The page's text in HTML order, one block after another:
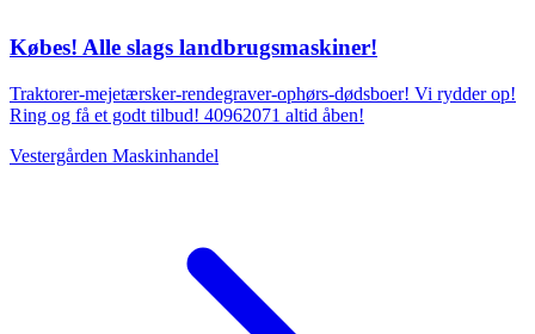
Købes! Alle slags landbrugsmaskiner!
Traktorer-mejetærsker-rendegraver-ophørs-dødsboer! Vi rydder op!
Ring og få et godt tilbud! 40962071 altid åben!
Vestergården Maskinhandel